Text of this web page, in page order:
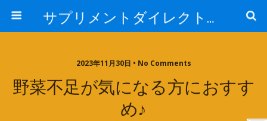
サプリメントダイレクトブログ
2023年11月30日 • No Comments
野菜不足が気になる方におすす
め♪